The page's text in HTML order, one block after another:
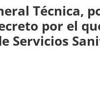
Técnica,
por el
Servicios